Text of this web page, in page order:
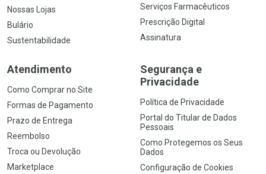
Nossas Lojas
Bulário
Sustentabilidade
Serviços Farmacêuticos
Prescrição Digital
Assinatura
Atendimento
Como Comprar no Site
Formas de Pagamento
Prazo de Entrega
Reembolso
Troca ou Devolução
Marketplace
Segurança e
Privacidade
Política de Privacidade
Portal do Titular de Dados
Pessoais
Como Protegemos os Seus
Dados
Configuração de Cookies